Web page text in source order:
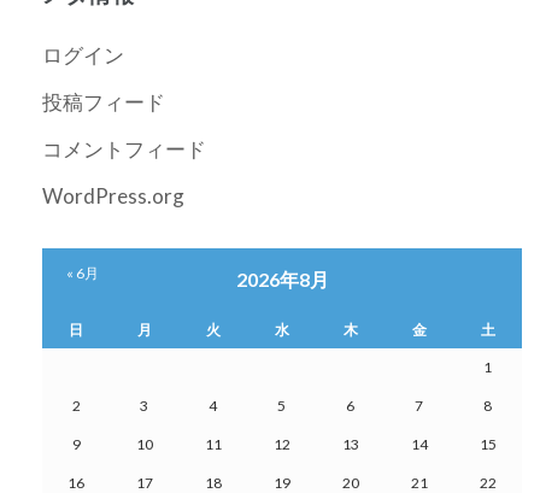
ブ
ログイン
投稿フィード
コメントフィード
WordPress.org
2026年8月
日 月 火 水 木 金 土
1
2 3 4 5 6 7 8
9 10 11 12 13 14 15
16 17 18 19 20 21 22
« 6月